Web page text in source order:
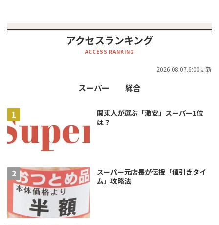
アクセスランキング
ACCESS RANKING
2026.08.07.6:00更新
スーパー 総合
関東人が選ぶ「激安」スーパー1位
は？
スーパー元店長が伝授「値引きタイ
ム」攻略法